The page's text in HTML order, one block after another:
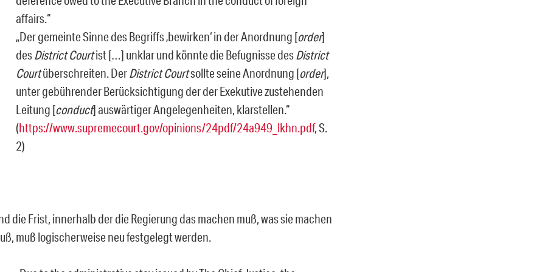
affairs.“
„Der gemeinte Sinne des Begriffs ‚bewirken‘ in der Anordnung [order]
desDistrict Courtist […] unklar und könnte die Befugnisse desDistrict
Courtüberschreiten. DerDistrict Courtsollte seine Anordnung [order],
unter gebührender Berücksichtigung der der Exekutive zustehenden
Leitung [conduct] auswärtiger Angelegenheiten, klarstellen.“
(https://www.supremecourt.gov/opinions/24pdf/24a949_lkhn.pdf, S.
2)
die Frist, innerhalb der die Regierung das machen muß, was sie machen
muß logischerweise neu festgelegt werden.